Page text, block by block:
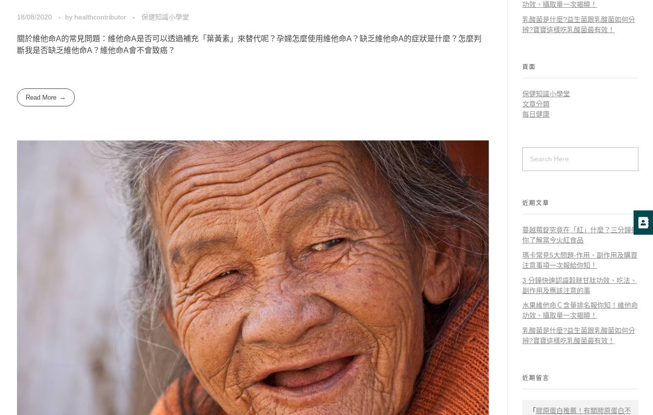
18/08/2020 by healthcontributor 保健知識小學堂
關於維他命A的常見問題：維他命A是否可以透過補充「葉黃素」來替代呢？孕婦怎麼使用維他命A？缺乏維他命A的症狀是什麼？怎麼判
斷我是否缺乏維他命A？維他命A會不會致癌？
Read More
功效、攝取量一次揭曉！
乳酸菌是什麼?益生菌跟乳酸菌如何分
辨?寶寶這樣吃乳酸菌最有效！
頁面
保健知識小學堂
文章分類
每日健康
近期文章
蔓越莓錠究竟在「紅」什麼？三分鐘帶
你了解當今火紅食品
瑪卡常見5大問題-作用、副作用及購買
注意事項一次報給你知！
3 分鐘快速認識穀胱甘肽功效、吃法、
副作用及應該注意的事
水果維他命Ｃ含量排名報你知！維他命
功效、攝取量一次揭曉！
乳酸菌是什麼?益生菌跟乳酸菌如何分
辨?寶寶這樣吃乳酸菌最有效！
近期留言
「 膠原蛋白推薦！有關膠原蛋白不